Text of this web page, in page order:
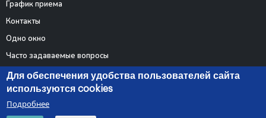
График приема
Контакты
Одно окно
Часто задаваемые вопросы
Электронные обращения
Для обеспечения удобства пользователей сайта
используются cookies
Подробнее